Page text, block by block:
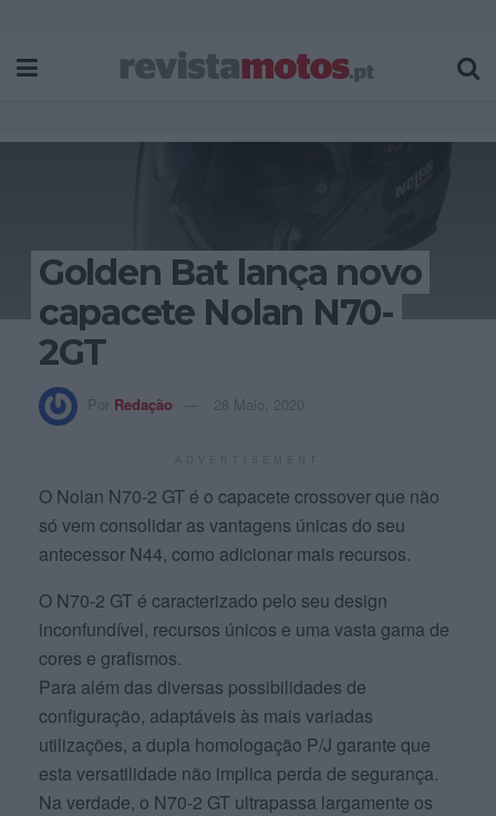
Golden Bat lança novo
capacete Nolan N70-
2GT
Por Redação 28 Maio, 2020
O Nolan N70-2 GT é o capacete crossover que não
só vem consolidar as vantagens únicas do seu
antecessor N44, como adicionar mais recursos.
O N70-2 GT é caracterizado pelo seu design
inconfundível, recursos únicos e uma vasta gama de
cores e grafismos.
Para além das diversas possibilidades de
configuração, adaptáveis às mais variadas
utilizações, a dupla homologação P/J garante que
esta versatilidade não implica perda de segurança.
Na verdade, o N70-2 GT ultrapassa largamente os